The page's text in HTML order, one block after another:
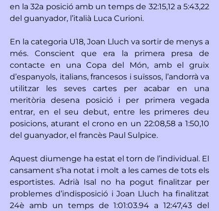
en la 32a posició amb un temps de 32:15,12 a 5:43,22
del guanyador, l’italià Luca Curioni.
En la categoria U18, Joan Lluch va sortir de menys a
més. Conscient que era la primera presa de
contacte en una Copa del Món, amb el gruix
d’espanyols, italians, francesos i suïssos, l’andorrà va
utilitzar les seves cartes per acabar en una
meritòria desena posició i per primera vegada
entrar, en el seu debut, entre les primeres deu
posicions, aturant el crono en un 22:08,58 a 1:50,10
del guanyador, el francès Paul Sulpice.
Aquest diumenge ha estat el torn de l’individual. El
cansament s’ha notat i molt a les cames de tots els
esportistes. Adrià Isal no ha pogut finalitzar per
problemes d’indisposició i Joan Lluch ha finalitzat
24è amb un temps de 1:01:03.94 a 12:47,43 del